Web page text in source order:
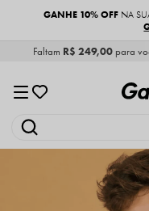
GANHE 10% OFF NA
Faltam R$ 249,00 para